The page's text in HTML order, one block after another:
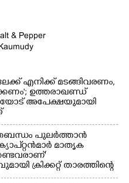
എനിക്ക് മടങ്ങിവരണം,
ഉത്തരാഖണ്ഡ്
അപേക്ഷയുമായി
പുലർത്താൻ
ക്യാപ്റ്റൻമാർ മാതൃക
ക്രിക്കറ്റ് താരത്തിന്റെ